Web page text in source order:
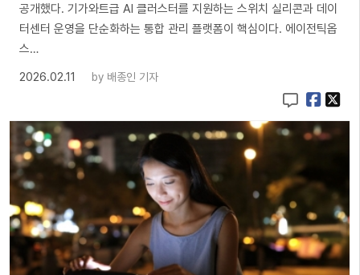
공개했다. 기가와트급 AI 클러스터를 지원하는 스위치 실리콘과 데이
터센터 운영을 단순화하는 통합 관리 플랫폼이 핵심이다. 에이전틱옵
스…
2026.02.11
by 배종인 기자